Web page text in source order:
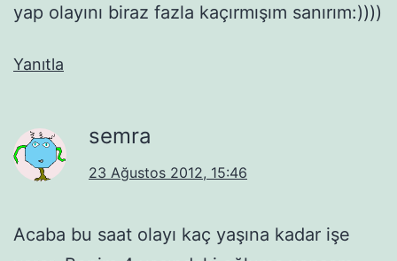
yap olayını biraz fazla kaçırmışım sanırım:))))
Yanıtla
semra
23 Ağustos 2012, 15:46
Acaba bu saat olayı kaç yaşına kadar işe